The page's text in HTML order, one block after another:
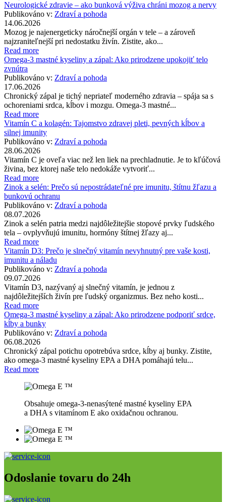
Neurologické zdravie – ako bunková výživa chráni mozog a nervy
Publikováno v: Zdraví a pohoda
14.06.2026
Mozog je najenergeticky náročnejší orgán v tele – a zároveň
najzraniteľnejší pri nedostatku živín. Zistite, ako...
Read more
Omega-3 mastné kyseliny a zápal: Ako prirodzene upokojiť telo
zvnútra
Publikováno v: Zdraví a pohoda
17.06.2026
Chronický zápal je tichý nepriateľ moderného zdravia – spája sa s
ochoreniami srdca, kĺbov i mozgu. Omega-3 mastné...
Read more
Vitamín C a kolagén: Tajomstvo zdravej pleti, pevných kĺbov a
silnej imunity
Publikováno v: Zdraví a pohoda
28.06.2026
Vitamín C je oveľa viac než len liek na prechladnutie. Je to kľúčová
živina, bez ktorej naše telo nedokáže vytvoriť...
Read more
Zinok a selén: Prečo sú nepostrádateľné pre imunitu, štítnu žľazu a
bunkovú ochranu
Publikováno v: Zdraví a pohoda
08.07.2026
Zinok a selén patria medzi najdôležitejšie stopové prvky ľudského
tela – ovplyvňujú imunitu, hormóny štítnej žľazy aj...
Read more
Vitamín D3: Prečo je slnečný vitamín nevyhnutný pre vaše kosti,
imunitu a náladu
Publikováno v: Zdraví a pohoda
09.07.2026
Vitamín D3, nazývaný aj slnečný vitamín, je jednou z
najdôležitejších živín pre ľudský organizmus. Bez neho kosti...
Read more
Omega-3 mastné kyseliny a zápal: Ako prirodzene podporiť srdce,
kĺby a bunky
Publikováno v: Zdraví a pohoda
06.08.2026
Chronický zápal potichu opotrebúva srdce, kĺby aj bunky. Zistite,
ako omega-3 mastné kyseliny EPA a DHA pomáhajú telu...
Read more
Obsahuje omega-3-nenasýtené mastné kyseliny EPA
a DHA s vitamínom E ako oxidačnou ochranou.
Odoslanie tovaru do 24h